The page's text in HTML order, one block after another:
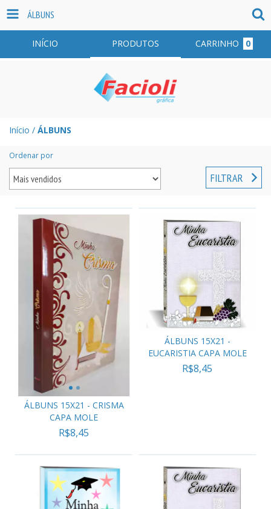
ÁLBUNS
INÍCIO PRODUTOS CARRINHO 0
Início / ÁLBUNS
Ordenar por
FILTRAR
ÁLBUNS 15X21 - CRISMA
CAPA MOLE
R$8,45
ÁLBUNS 15X21 -
EUCARISTIA CAPA MOLE
R$8,45